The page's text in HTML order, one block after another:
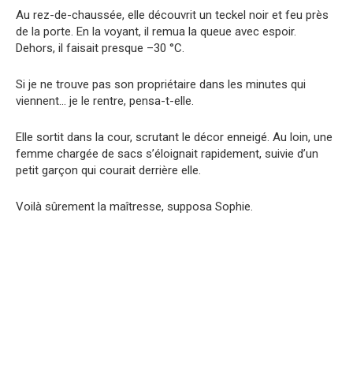
Au rez-de-chaussée, elle découvrit un teckel noir et feu près
de la porte. En la voyant, il remua la queue avec espoir.
Dehors, il faisait presque –30 °C.
Si je ne trouve pas son propriétaire dans les minutes qui
viennent… je le rentre, pensa-t-elle.
Elle sortit dans la cour, scrutant le décor enneigé. Au loin, une
femme chargée de sacs s’éloignait rapidement, suivie d’un
petit garçon qui courait derrière elle.
Voilà sûrement la maîtresse, supposa Sophie.